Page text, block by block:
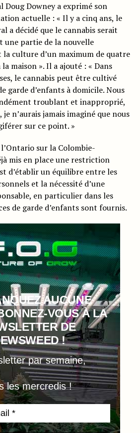
Doug Downey a exprimé son
actuelle : « Il y a cinq ans, le
a décidé que le cannabis serait
une partie de la nouvelle
culture d’un maximum de quatre
maison ». Il a ajouté : « Dans
le cannabis peut être cultivé
garde d’enfants à domicile. Nous
troublant et inapproprié,
n’aurais jamais imaginé que nous
sur ce point. »
sur la Colombie-
mis en place une restriction
d’établir un équilibre entre les
et la nécessité d’une
en particulier dans les
de garde d’enfants sont fournis.
AUCUNE
VOUS À LA
DE
!
par semaine,
les mercredis !